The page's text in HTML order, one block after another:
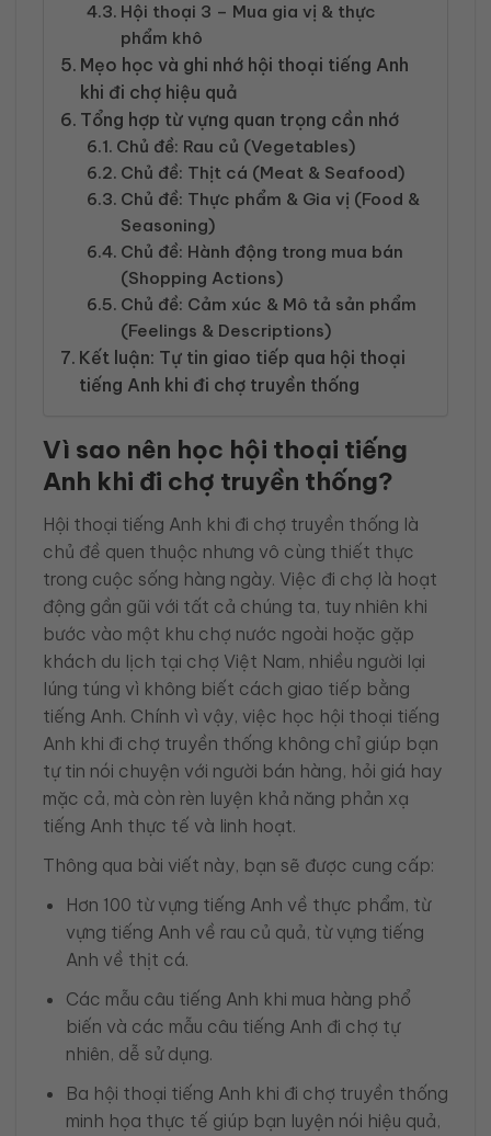
Hội thoại 3 – Mua gia vị & thực
phẩm khô
Mẹo học và ghi nhớ hội thoại tiếng Anh
khi đi chợ hiệu quả
Tổng hợp từ vựng quan trọng cần nhớ
Chủ đề: Rau củ (Vegetables)
Chủ đề: Thịt cá (Meat & Seafood)
Chủ đề: Thực phẩm & Gia vị (Food &
Seasoning)
Chủ đề: Hành động trong mua bán
(Shopping Actions)
Chủ đề: Cảm xúc & Mô tả sản phẩm
(Feelings & Descriptions)
Kết luận: Tự tin giao tiếp qua hội thoại
tiếng Anh khi đi chợ truyền thống
Vì sao nên học hội thoại tiếng
Anh khi đi chợ truyền thống?
Hội thoại tiếng Anh khi đi chợ truyền thống là
chủ đề quen thuộc nhưng vô cùng thiết thực
trong cuộc sống hàng ngày. Việc đi chợ là hoạt
động gần gũi với tất cả chúng ta, tuy nhiên khi
bước vào một khu chợ nước ngoài hoặc gặp
khách du lịch tại chợ Việt Nam, nhiều người lại
lúng túng vì không biết cách giao tiếp bằng
tiếng Anh. Chính vì vậy, việc học hội thoại tiếng
Anh khi đi chợ truyền thống không chỉ giúp bạn
tự tin nói chuyện với người bán hàng, hỏi giá hay
mặc cả, mà còn rèn luyện khả năng phản xạ
tiếng Anh thực tế và linh hoạt.
Thông qua bài viết này, bạn sẽ được cung cấp:
Hơn 100 từ vựng tiếng Anh về thực phẩm, từ
vựng tiếng Anh về rau củ quả, từ vựng tiếng
Anh về thịt cá.
Các mẫu câu tiếng Anh khi mua hàng phổ
biến và các mẫu câu tiếng Anh đi chợ tự
nhiên, dễ sử dụng.
Ba hội thoại tiếng Anh khi đi chợ truyền thống
minh họa thực tế giúp bạn luyện nói hiệu quả,